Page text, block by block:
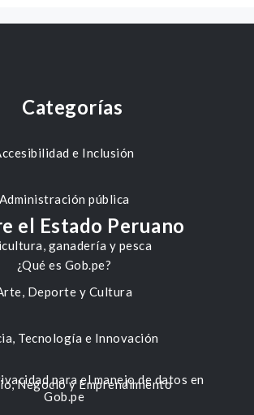
Categorías
e Inclusión
Administración pública
ganadería y pesca
Deporte y Cultura
Tecnología e Innovación
Negocio y Emprendimiento
el Estado Peruano
¿Qué es Gob.pe?
para el manejo de datos en
Gob.pe